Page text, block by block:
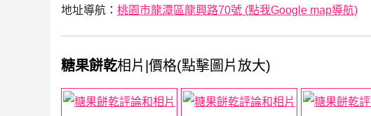
地址導航： 桃園市龍潭區龍興路70號 (點我Google map導航)
糖果餅乾相片|價格(點擊圖片放大)